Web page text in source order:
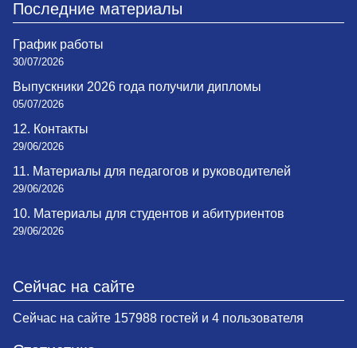
Последние материалы
График работы
30/07/2026
Выпускники 2026 года получили дипломы
05/07/2026
12. Контакты
29/06/2026
11. Материалы для педагогов и руководителей
29/06/2026
10. Материалы для студентов и абитуриентов
29/06/2026
Сейчас на сайте
Сейчас на сайте 157988 гостей и 4 пользователя